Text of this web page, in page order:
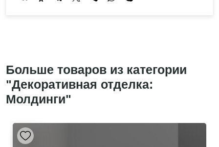
Больше товаров из категории
"Декоративная отделка:
Молдинги"